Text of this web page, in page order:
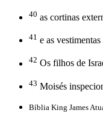
40 as cortinas
41 e as
42 Os filhos de
43 Moisés
Bíblia King James